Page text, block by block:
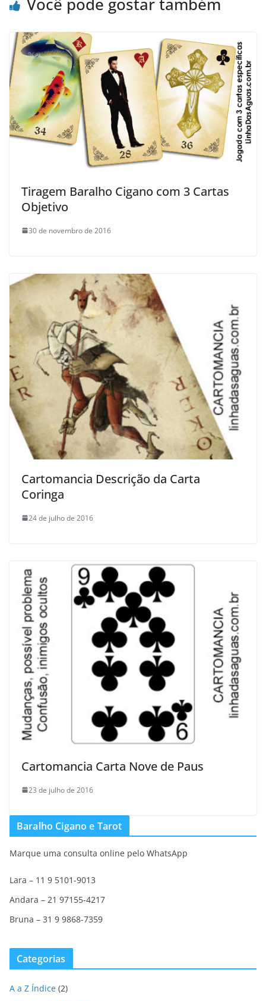
Tiragem Baralho Cigano com 3 Cartas
Objetivo
30 de novembro de 2016
Cartomancia Descrição da Carta
Coringa
24 de julho de 2016
Cartomancia Carta Nove de Paus
23 de julho de 2016
Baralho Cigano e Tarot
Marque uma consulta online pelo WhatsApp
Lara – 11 9 5101-9013
Andara – 21 97155-4217
Bruna – 31 9 9868-7359
Categorias
A a Z Índice (2)